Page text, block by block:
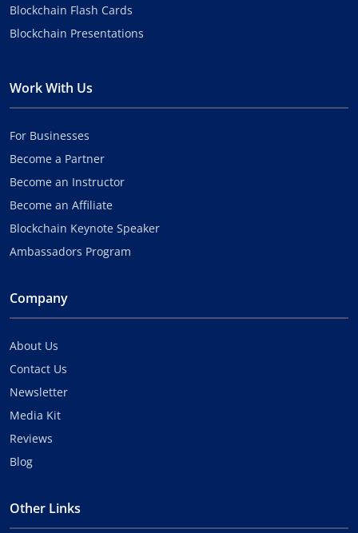
Blockchain Flash Cards
Blockchain Presentations
Work With Us
For Businesses
Become a Partner
Become an Instructor
Become an Affiliate
Blockchain Keynote Speaker
Ambassadors Program
Company
About Us
Contact Us
Newsletter
Media Kit
Reviews
Blog
Other Links